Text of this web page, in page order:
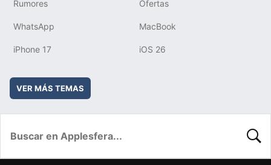
Rumores Ofertas
WhatsApp MacBook
iPhone 17 iOS 26
VER MÁS TEMAS